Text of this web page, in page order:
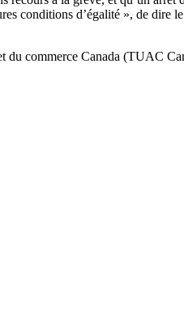
conditions d’égalité », de
commerce Canada (TUAC